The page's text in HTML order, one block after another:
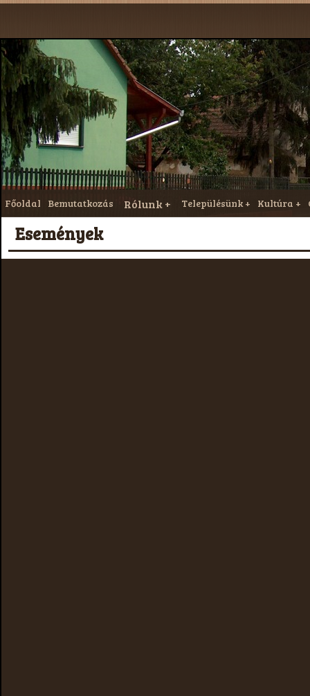
Főoldal Bemutatkozás Rólunk Településünk Kultúra
Események